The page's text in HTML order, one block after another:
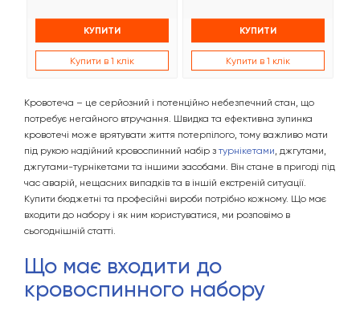
КУПИТИ
Купити в 1 клік
КУПИТИ
Купити в 1 клік
Кровотеча – це серйозний і потенційно небезпечний стан, що
потребує негайного втручання. Швидка та ефективна зупинка
кровотечі може врятувати життя потерпілого, тому важливо мати
під рукою надійний кровоспинний набір з турнікетами, джгутами,
джгутами-турнікетами та іншими засобами. Він стане в пригоді під
час аварій, нещасних випадків та в іншій екстреній ситуації.
Купити бюджетні та професійні вироби потрібно кожному. Що має
входити до набору і як ним користуватися, ми розповімо в
сьогоднішній статті.
Що має входити до
кровоспинного набору